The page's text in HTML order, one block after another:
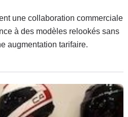
une collaboration commerciale
à des modèles relookés sans
augmentation tarifaire.